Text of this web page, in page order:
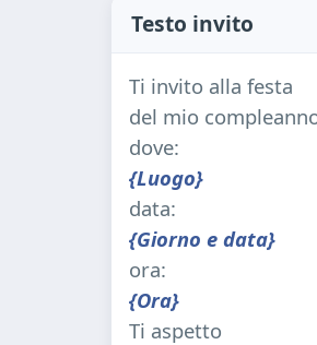
Testo invito
Ti invito alla festa
del mio
dove:
{Luogo}
data:
{Giorno e data}
ora:
{Ora}
Ti aspetto